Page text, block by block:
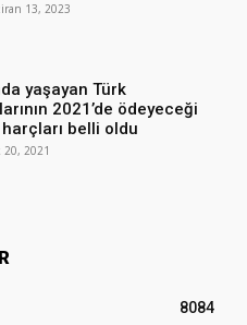
13, 2023
yaşayan Türk
2021’de ödeyeceği
belli oldu
20, 2021
8084